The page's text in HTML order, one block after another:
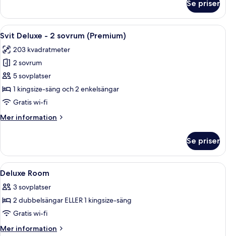
Deluxe
2
Se priser
Öppna
alla
foton
för
Svit
Deluxe
-
sovrum
Ett modernt vardagsrum med en
7
Svit Deluxe - 2 sovrum (Premium)
203 kvadratmeter
2 sovrum
5 sovplatser
1 kingsize-säng och 2 enkelsängar
Gratis wi-fi
Mer information
Mer
Deluxe
2
(Premium)
Se priser
Öppna
alla
foton
för
Deluxe
Room
Gratis produkter i minibar,
8
Deluxe Room
3 sovplatser
2 dubbelsängar ELLER 1 kingsize-säng
Gratis wi-fi
Mer information
Mer